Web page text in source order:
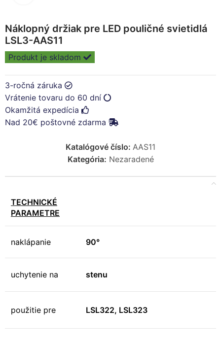
Náklopný držiak pre LED pouličné svietidlá
LSL3-AAS11
Produkt je skladom
3-ročná záruka
Vrátenie tovaru do 60 dní
Okamžitá expedícia
Nad 20€ poštovné zdarma
Katalógové číslo: AAS11
Kategória: Nezaradené
TECHNICKÉ
PARAMETRE
naklápanie 90°
uchytenie na stenu
použitie pre LSL322, LSL323